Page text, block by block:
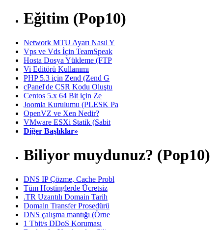
Eğitim (Pop10)
Network MTU Ayarı Nasıl Y
Vps ve Vds İçin TeamSpeak
Hosta Dosya Yükleme (FTP
Vi Editörü Kullanımı
PHP 5.3 için Zend (Zend G
cPanel'de CSR Kodu Oluştu
Centos 5.x 64 Bit için Ze
Joomla Kurulumu (PLESK Pa
OpenVZ ve Xen Nedir?
VMware ESXi Statik (Sabit
Diğer Başlıklar»
Biliyor muydunuz? (Pop10)
DNS IP Çözme, Cache Probl
Tüm Hostinglerde Ücretsiz
.TR Uzantılı Domain Tarih
Domain Transfer Prosedürü
DNS çalışma mantığı (Örne
1 Tbit/s DDoS Koruması